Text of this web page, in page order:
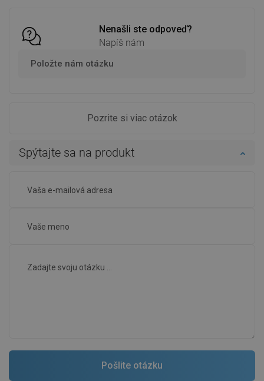
Nenašli ste odpoveď?
Napíš nám
Položte nám otázku
Pozrite si viac otázok
Spýtajte sa na produkt